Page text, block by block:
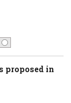
proposed in